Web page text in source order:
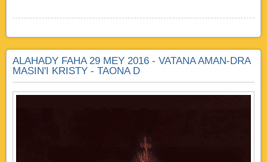
ALAHADY FAHA 29 MEY 2016 - VATANA AMAN-DRA
MASIN'I KRISTY - TAONA D